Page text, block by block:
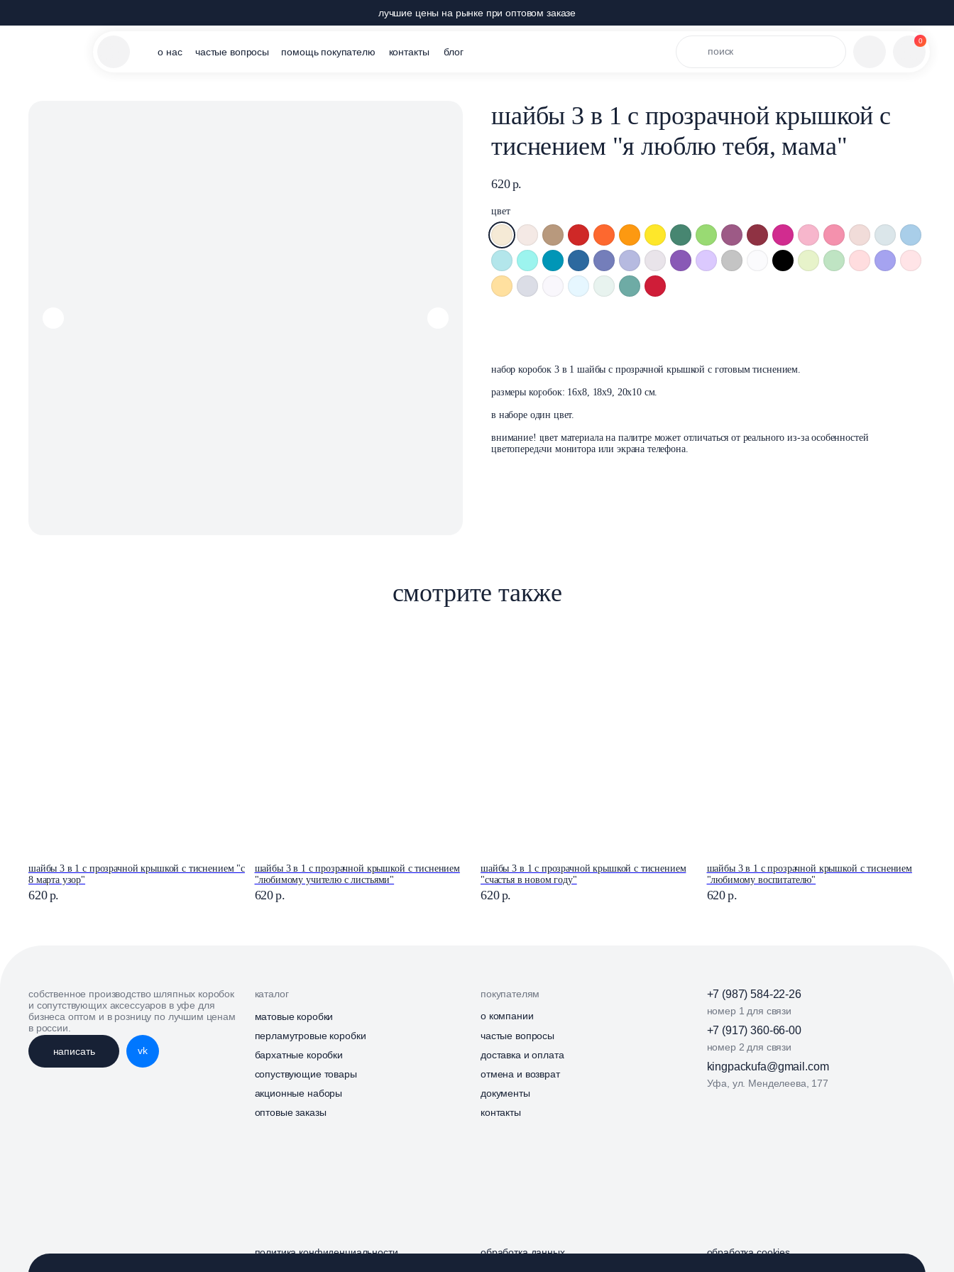
лучшие цены на рынке при оптовом заказе
о нас частые вопросы помощь покупателю блог
контакты поиск
0
шайбы 3 в 1 с прозрачной крышкой с
тиснением "я люблю тебя, мама"
620р.
цвет
набор коробок 3 в 1 шайбы с прозрачной крышкой с готовым тиснением.
размеры коробок: 16х8, 18х9, 20х10 см.
в наборе один цвет.
внимание! цвет материала на палитре может отличаться от реального из-за особенностей
цветопередачи монитора или экрана телефона.
смотрите также
шайбы 3 в 1 с прозрачной крышкой с тиснением "с
8 марта узор"
620р.
шайбы 3 в 1 с прозрачной крышкой с тиснением
"любимому учителю с листьями"
620р.
шайбы 3 в 1 с прозрачной крышкой с тиснением
"счастья в новом году"
620р.
шайбы 3 в 1 с прозрачной крышкой с тиснением
"любимому воспитателю"
620р.
собственное производство шляпных коробок
и сопутствующих аксессуаров в уфе для
бизнеса оптом и в розницу по лучшим ценам
в россии.
vk
каталог
матовые коробки
перламутровые коробки
бархатные коробки
сопуствующие товары
акционные наборы
оптовые заказы
покупателям
о компании
частые вопросы
доставка и оплата
отмена и возврат
документы
контакты
политика конфиденциальности
обработка данных
обработка cookies
номер 1 для связи
+7 (987) 584-22-26
номер 2 для связи
+7 (917) 360-66-00
Уфа, ул. Менделеева, 177
kingpackufa@gmail.com
написать